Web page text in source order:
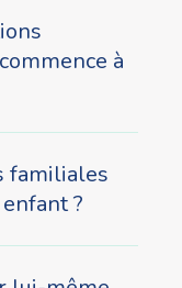
à
familiales
?